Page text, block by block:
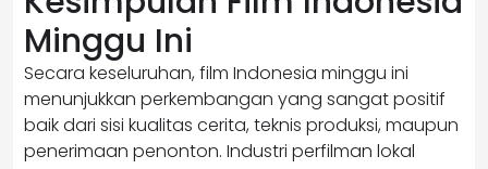
Minggu Ini
Secara keseluruhan, film Indonesia minggu ini
menunjukkan perkembangan yang sangat positif
baik dari sisi kualitas cerita, teknis produksi, maupun
penerimaan penonton. Industri perfilman lokal